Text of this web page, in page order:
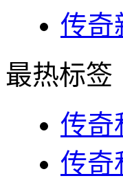
传奇
最热标签
传奇
传奇